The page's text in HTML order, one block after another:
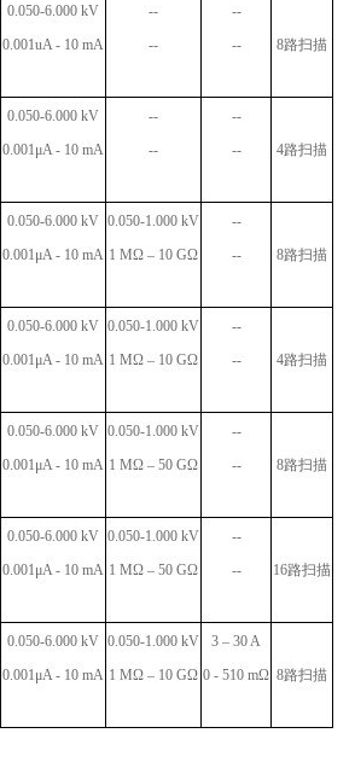
0.050-6.000 kV
0.001uA - 10 mA
--
--
--
--
8路扫描
0.050-6.000 kV
0.001μA - 10 mA
--
--
--
--
4路扫描
0.050-6.000 kV
0.001μA - 10 mA
0.050-1.000 kV
1 MΩ – 10 GΩ
--
--
8路扫描
0.050-6.000 kV
0.001μA - 10 mA
0.050-1.000 kV
1 MΩ – 10 GΩ
--
--
4路扫描
0.050-6.000 kV
0.001μA - 10 mA
0.050-1.000 kV
1 MΩ – 50 GΩ
--
--
8路扫描
0.050-6.000 kV
0.001μA - 10 mA
0.050-1.000 kV
1 MΩ – 50 GΩ
--
--
16路扫描
0.050-6.000 kV
0.001μA - 10 mA
0.050-1.000 kV
1 MΩ – 10 GΩ
3 – 30 A
0 - 510 mΩ 8路扫描